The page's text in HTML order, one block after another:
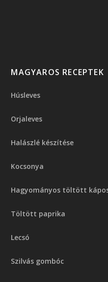
MAGYAROS RECEPTEK
Húsleves
Orjaleves
Halászlé készítése
Kocsonya
Hagyományos töltött
Töltött paprika
Lecsó
Szilvás gombóc